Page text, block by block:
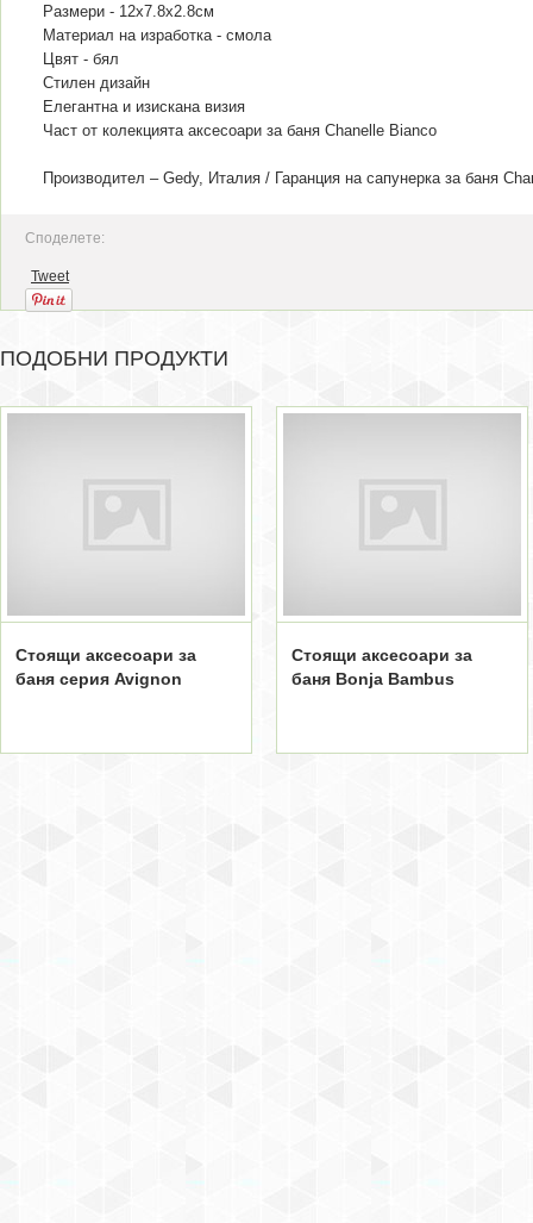
Размери - 12x7.8x2.8см
Материал на изработка - смола
Цвят - бял
Стилен дизайн
Елегантна и изискана визия
Част от колекцията аксесоари за баня Chanelle Bianco
Производител – Gedy, Италия / Гаранция на сапунерка за баня
Споделете:
Tweet
ПОДОБНИ ПРОДУКТИ
Стоящи аксесоари за
баня серия Avignon
Стоящи аксесоари за
баня Bonja Bambus